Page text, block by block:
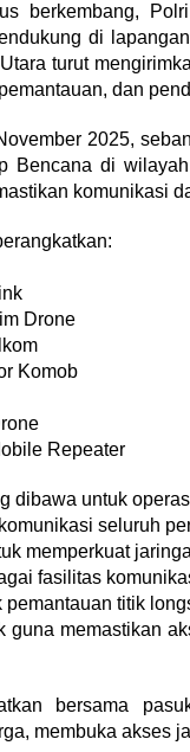
berkembang,
di
turut
dan
2025,
Bencana di
komunikasi
Drone
Komob
Repeater
dibawa untuk
seluruh
memperkuat
fasilitas
titik
guna memastikan
bersama
membuka akses